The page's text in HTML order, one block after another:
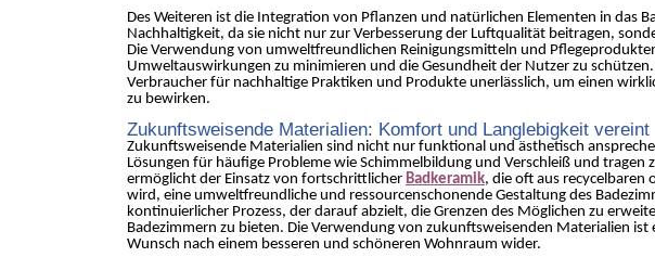
Des Weiteren ist die Integration von Pflanzen und natürlichen Elementen in das
Nachhaltigkeit, da sie nicht nur zur Verbesserung der Luftqualität beitragen,
Die Verwendung von umweltfreundlichen Reinigungsmitteln und
Umweltauswirkungen zu minimieren und die Gesundheit der Nutzer zu
Verbraucher für nachhaltige Praktiken und Produkte unerlässlich, um einen
zu bewirken.
Zukunftsweisende Materialien: Komfort und Langlebigkeit vereint
Zukunftsweisende Materialien sind nicht nur funktional und ästhetisch
Lösungen für häufige Probleme wie Schimmelbildung und Verschleiß und tragen
ermöglicht der Einsatz von fortschrittlicher Badkeramik, die oft aus
wird, eine umweltfreundliche und ressourcenschonende Gestaltung des
kontinuierlicher Prozess, der darauf abzielt, die Grenzen des Möglichen zu
Badezimmern zu bieten. Die Verwendung von zukunftsweisenden Materialien
Wunsch nach einem besseren und schöneren Wohnraum wider.